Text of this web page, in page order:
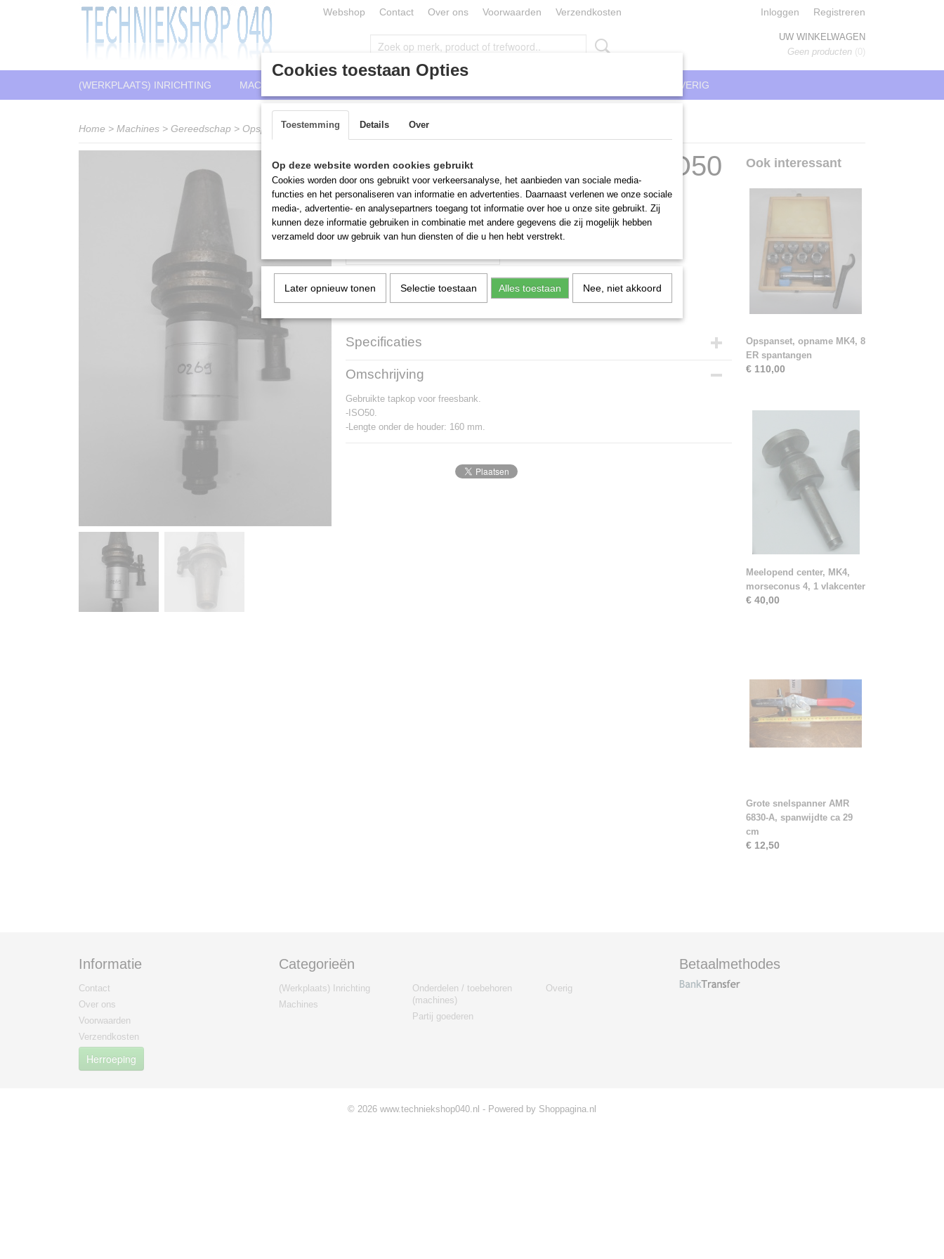
Webshop Contact Over ons Voorwaarden Verzendkosten Inloggen Registreren
UW WINKELWAGEN
Geen producten (0)
(WERKPLAATS) INRICHTING MACHINES OVERIG
Home > Machines > Gereedschap > Opspangereedschap> Tapkop voor freesbank, ISO50
Tapkop voor freesbank, ISO50
€ 130,00
Aantal
Specificaties
Productcode
Omschrijving
Gebruikte tapkop voor freesbank.
-ISO50.
-Lengte onder de houder: 160 mm.
Ook interessant
Opspanset, opname MK4, 8
ER spantangen
€ 110,00
Meelopend center, MK4,
morseconus 4, 1 vlakcenter
€ 40,00
Grote snelspanner AMR
6830-A, spanwijdte ca 29
cm
€ 12,50
Informatie
Contact
Over ons
Voorwaarden
Verzendkosten
Herroeping
Categorieën
(Werkplaats) Inrichting
Machines
Onderdelen / toebehoren
(machines)
Partij goederen
Overig
Betaalmethodes
© 2026 www.techniekshop040.nl - Powered by Shoppagina.nl
Cookies toestaan Opties
Toestemming Details Over
Op deze website worden cookies gebruikt
Cookies worden door ons gebruikt voor verkeersanalyse, het aanbieden van sociale media-
functies en het personaliseren van informatie en advertenties. Daarnaast verlenen we onze sociale
media-, advertentie- en analysepartners toegang tot informatie over hoe u onze site gebruikt. Zij
kunnen deze informatie gebruiken in combinatie met andere gegevens die zij mogelijk hebben
verzameld door uw gebruik van hun diensten of die u hen hebt verstrekt.
Later opnieuw tonen Selectie toestaan Alles toestaan Nee, niet akkoord